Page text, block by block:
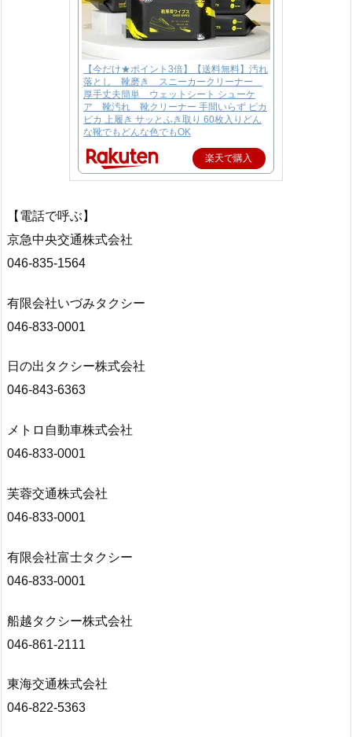
【今だけ★ポイント3倍】【送料無料】汚れ
落とし 靴磨き スニーカークリーナー
厚手丈夫簡単 ウェットシート シューケ
ア 靴汚れ 靴クリーナー 手間いらず ピカ
ピカ 上履き サッとふき取り 60枚入りどん
な靴でもどんな色でもOK
楽天で購入
【電話で呼ぶ】
京急中央交通株式会社
046-835-1564
有限会社いづみタクシー
046-833-0001
日の出タクシー株式会社
046-843-6363
メトロ自動車株式会社
046-833-0001
芙蓉交通株式会社
046-833-0001
有限会社富士タクシー
046-833-0001
船越タクシー株式会社
046-861-2111
東海交通株式会社
046-822-5363